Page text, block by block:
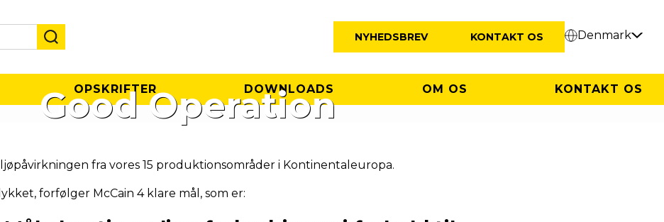
NYHEDSBREV KONTAKT OS Denmark
OPSKRIFTER DOWNLOADS OM OS KONTAKT OS
Good Operation
fra vores 15 produktionsområder i Kontinentaleuropa.
forfølger McCain 4 klare mål, som er: